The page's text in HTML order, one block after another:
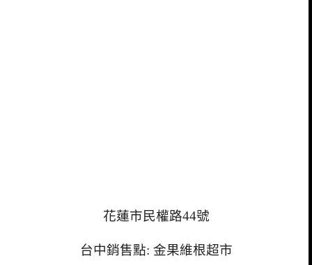
花蓮市民權路44號
台中銷售點: 金果維根超市